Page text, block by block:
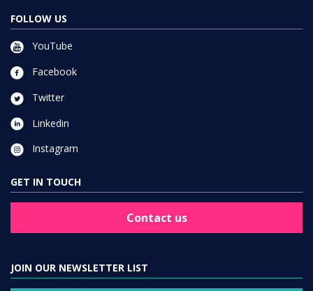
FOLLOW US
YouTube
Facebook
Twitter
Linkedin
Instagram
GET IN TOUCH
Contact us
JOIN OUR NEWSLETTER LIST